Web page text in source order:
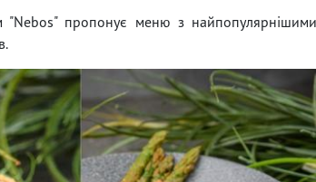
"Nebos" пропонує меню з найпопулярнішими